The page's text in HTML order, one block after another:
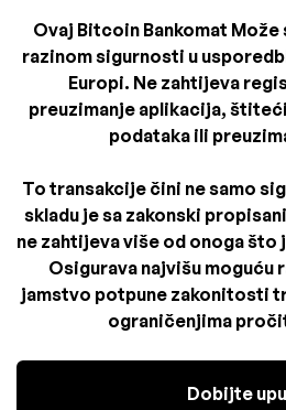
Ovaj Bitcoin Bankomat
razinom sigurnosti u
Europi. Ne zahtijeva
preuzimanje aplikacija,
podataka ili
To transakcije čini ne samo
skladu je sa zakonski
ne zahtijeva više od onoga što
Osigurava najvišu moguću
jamstvo potpune zakonitosti
ograničenjima
Dobijte